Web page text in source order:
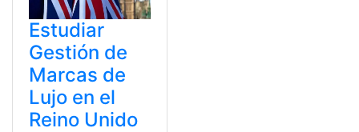
Estudiar
Gestión de
Marcas de
Lujo en el
Reino Unido